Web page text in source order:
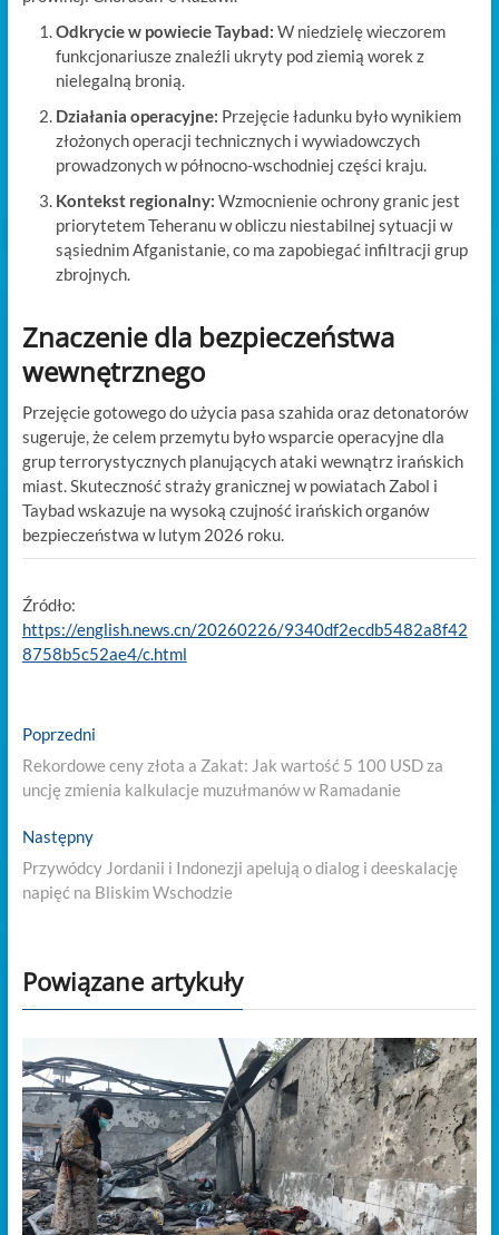
Odkrycie w powiecie Taybad: W niedzielę wieczorem
funkcjonariusze znaleźli ukryty pod ziemią worek z
nielegalną bronią.
Działania operacyjne: Przejęcie ładunku było wynikiem
złożonych operacji technicznych i wywiadowczych
prowadzonych w północno-wschodniej części kraju.
Kontekst regionalny: Wzmocnienie ochrony granic jest
priorytetem Teheranu w obliczu niestabilnej sytuacji w
sąsiednim Afganistanie, co ma zapobiegać infiltracji grup
zbrojnych.
Znaczenie dla bezpieczeństwa
wewnętrznego
Przejęcie gotowego do użycia pasa szahida oraz detonatorów
sugeruje, że celem przemytu było wsparcie operacyjne dla
grup terrorystycznych planujących ataki wewnątrz irańskich
miast. Skuteczność straży granicznej w powiatach Zabol i
Taybad wskazuje na wysoką czujność irańskich organów
bezpieczeństwa w lutym 2026 roku.
Źródło:
https://english.news.cn/20260226/9340df2ecdb5482a8f42
8758b5c52ae4/c.html
Nawigacja
wpisu
PoprzedniPrevious
Rekordowe ceny złota a Zakat: Jak wartość 5 100 USD za
uncję zmienia kalkulacje muzułmanów w Ramadanie
NastępnyNext
post:
Przywódcy Jordanii i Indonezji apelują o dialog i deeskalację
napięć na Bliskim Wschodzie
Powiązane artykuły